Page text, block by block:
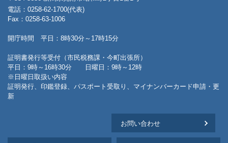
電話：0258-62-1700(代表)
Fax：0258-63-1006
開庁時間 平日：8時30分～17時15分
証明書発行等受付（市民税務課・今町出張所）
平日：9時～16時30分 日曜日：9時～12時
※日曜日取扱い内容
証明発行、印鑑登録、パスポート受取り、マイナンバーカード申請・更
新
お問い合わせ